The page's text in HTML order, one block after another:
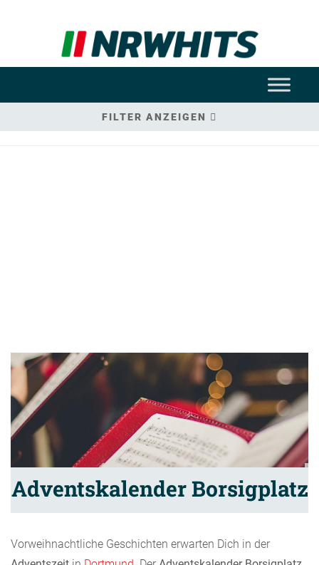
FILTER ANZEIGEN
Adventskalender Borsigplatz
Vorweihnachtliche Geschichten erwarten Dich in der